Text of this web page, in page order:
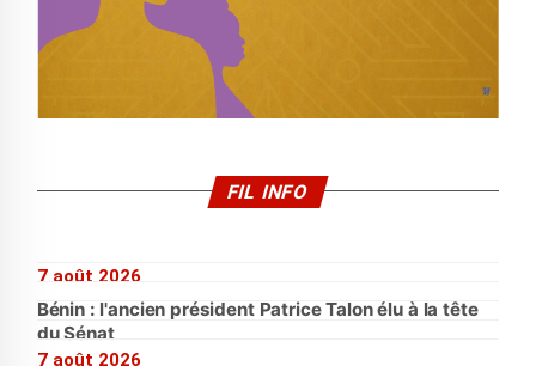
FIL INFO
7 août 2026
Bénin : l'ancien président Patrice Talon élu à la tête
du Sénat
7 août 2026